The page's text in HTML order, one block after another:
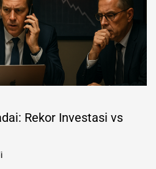
Rekor Investasi vs